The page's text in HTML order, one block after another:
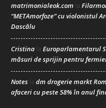
matrimonialeok.com la
“METAmorfoze” cu violonistul
Dascălu
Cristina la Europarlamentarul
măsuri de sprijin pentru
Notes la dm drogerie markt
afaceri cu peste 58% în anul